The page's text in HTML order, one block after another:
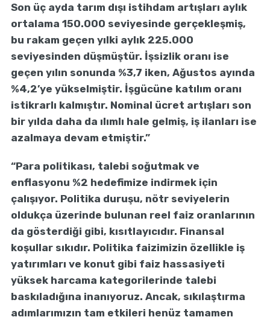
Son üç ayda tarım dışı istihdam artışları aylık
ortalama 150.000 seviyesinde gerçekleşmiş,
bu rakam geçen yılki aylık 225.000
seviyesinden düşmüştür. İşsizlik oranı ise
geçen yılın sonunda %3,7 iken, Ağustos ayında
%4,2’ye yükselmiştir. İşgücüne katılım oranı
istikrarlı kalmıştır. Nominal ücret artışları son
bir yılda daha da ılımlı hale gelmiş, iş ilanları ise
azalmaya devam etmiştir.”
“Para politikası, talebi soğutmak ve
enflasyonu %2 hedefimize indirmek için
çalışıyor. Politika duruşu, nötr seviyelerin
oldukça üzerinde bulunan reel faiz oranlarının
da gösterdiği gibi, kısıtlayıcıdır. Finansal
koşullar sıkıdır. Politika faizimizin özellikle iş
yatırımları ve konut gibi faiz hassasiyeti
yüksek harcama kategorilerinde talebi
baskıladığına inanıyoruz. Ancak, sıkılaştırma
adımlarımızın tam etkileri henüz tamamen